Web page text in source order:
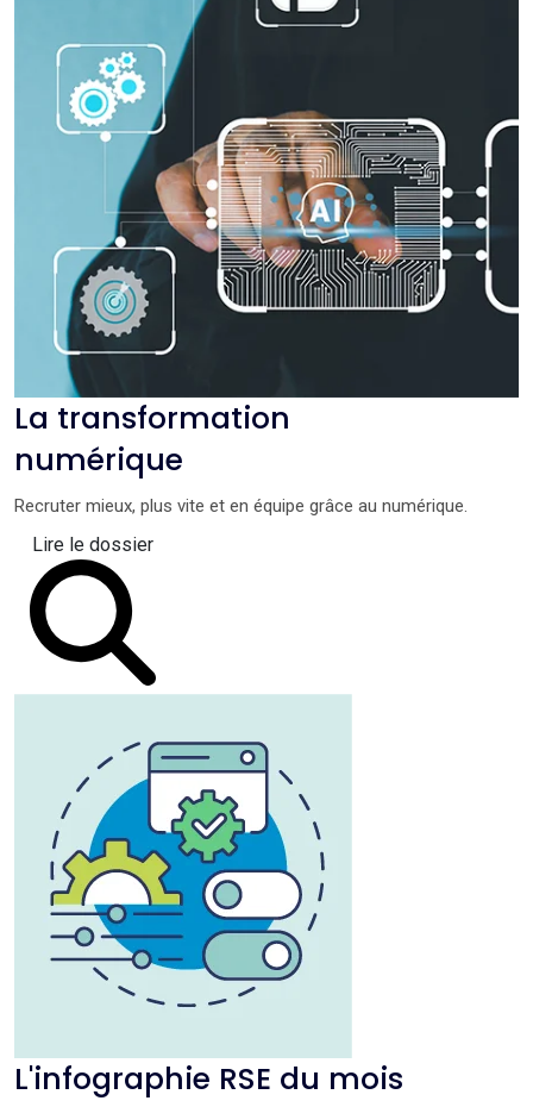
La transformation
numérique
Recruter mieux, plus vite et en équipe grâce au numérique.
Lire le dossier
L'infographie RSE du mois